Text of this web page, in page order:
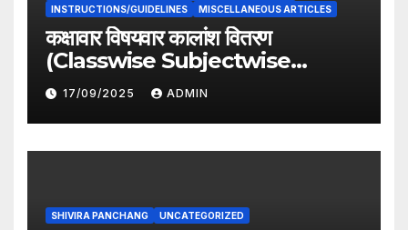
INSTRUCTIONS/GUIDELINES
MISCELLANEOUS ARTICLES
कक्षावार विषयवार कालांश वितरण
(Classwise Subjectwise
period distribution)
17/09/2025 ADMIN
SHIVIRA PANCHANG UNCATEGORIZED